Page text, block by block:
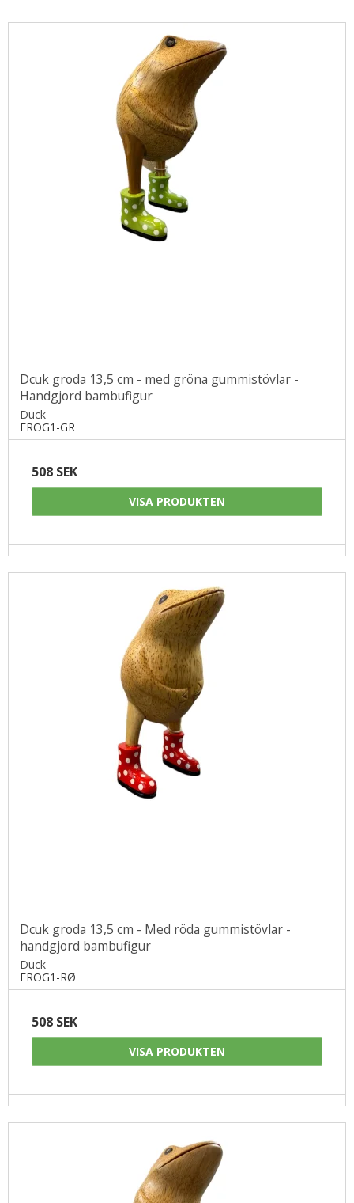
Dcuk groda 13,5 cm - med gröna gummistövlar -
Handgjord bambufigur
Duck
FROG1-GR
508 SEK
VISA PRODUKTEN
Dcuk groda 13,5 cm - Med röda gummistövlar -
handgjord bambufigur
Duck
FROG1-RØ
508 SEK
VISA PRODUKTEN